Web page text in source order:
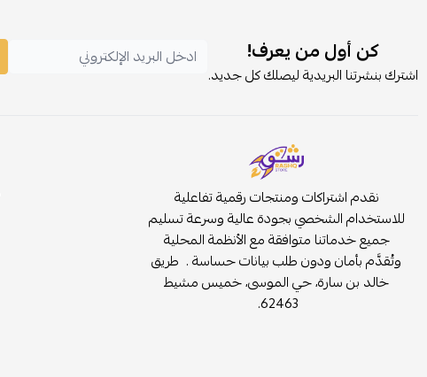
كن أول من يعرف!
اشترك بنشرتنا البريدية ليصلك كل جديد.
نقدم اشتراكات ومنتجات رقمية تفاعلية
للاستخدام الشخصي بجودة عالية وسرعة تسليم
جميع خدماتنا متوافقة مع الأنظمة المحلية
وتُقدَّم بأمان ودون طلب بيانات حساسة . طريق
خالد بن سارة، حي الموسى، خميس مشيط
62463.